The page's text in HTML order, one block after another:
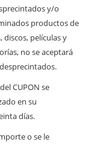
y/o
productos de
películas y
no se aceptará
CUPON se
en su
días.
o se le